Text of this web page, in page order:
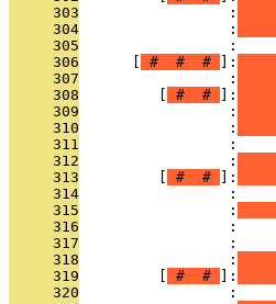
     303
                 :
     304
                 :
     305
:
     306
# # # ]:
     307
                 :
     308
# # ]:
     309
                 :
     310
                 :
     311
:
     312
                 :
     313
# # ]:
     314
:
     315
                 :
     316
:
     317
:
     318
                 :
     319
# # ]:
     320
: